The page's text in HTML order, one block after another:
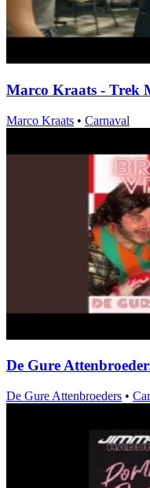
Marco Kraats - Trek
Marco Kraats • Carnaval
De Gure
De Gure Attenbroeders •